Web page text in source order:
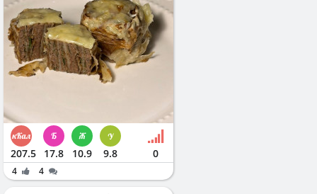
207.5 17.8 10.9 9.8 0
4 4